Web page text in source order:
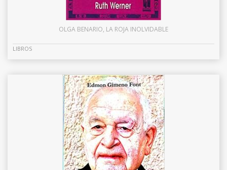
OLGA BENARIO, LA ROJA INOLVIDABLE
LIBROS